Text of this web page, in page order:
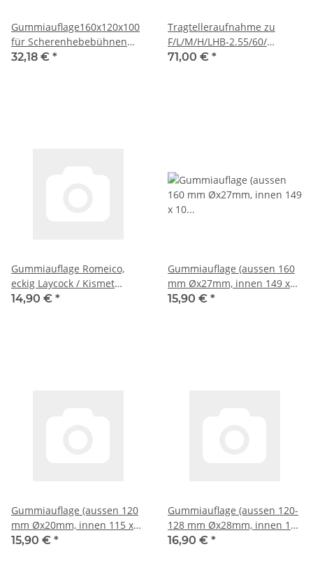
Gummiauflage160x120x100
für Scherenhebebühnen
Hoch, WEBER
32,18 € *
Tragtelleraufnahme zu
F/L/M/H/LHB-2.55/60/
ELK235 LONGUS
71,00 € *
Gummiauflage Romeico,
eckig Laycock / Kismet
Tecalemit, 150mm x 80mm x
14,90 € *
Gummiauflage (aussen 160
mm Øx27mm, innen 149 x
10 mm) für Romeico, rund
15,90 € *
Gummiauflage (aussen 120
mm Øx20mm, innen 115 x
10 mm) Intertech
15,90 € *
Gummiauflage (aussen 120-
128 mm Øx28mm, innen 115
x 8 mm) Nussbaum, Slift,
16,90 € *